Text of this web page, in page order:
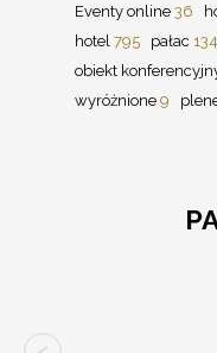
Eventy online 36
hotel 795 pałac 134
obiekt
wyróżnione 9